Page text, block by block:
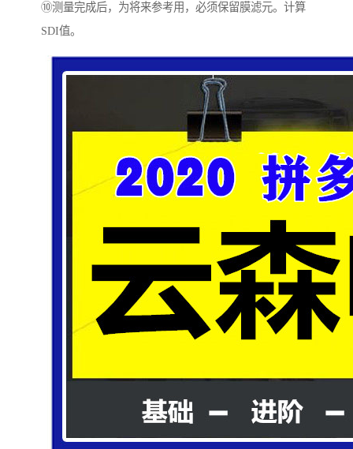
⑩测量完成后，为将来参考用，必须保留膜滤元。计算
SDI值。